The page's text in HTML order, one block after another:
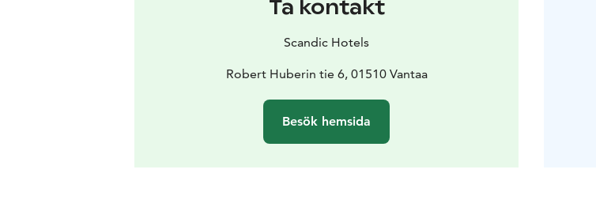
Ta kontakt
Scandic Hotels
Robert Huberin tie 6, 01510 Vantaa
Besök hemsida